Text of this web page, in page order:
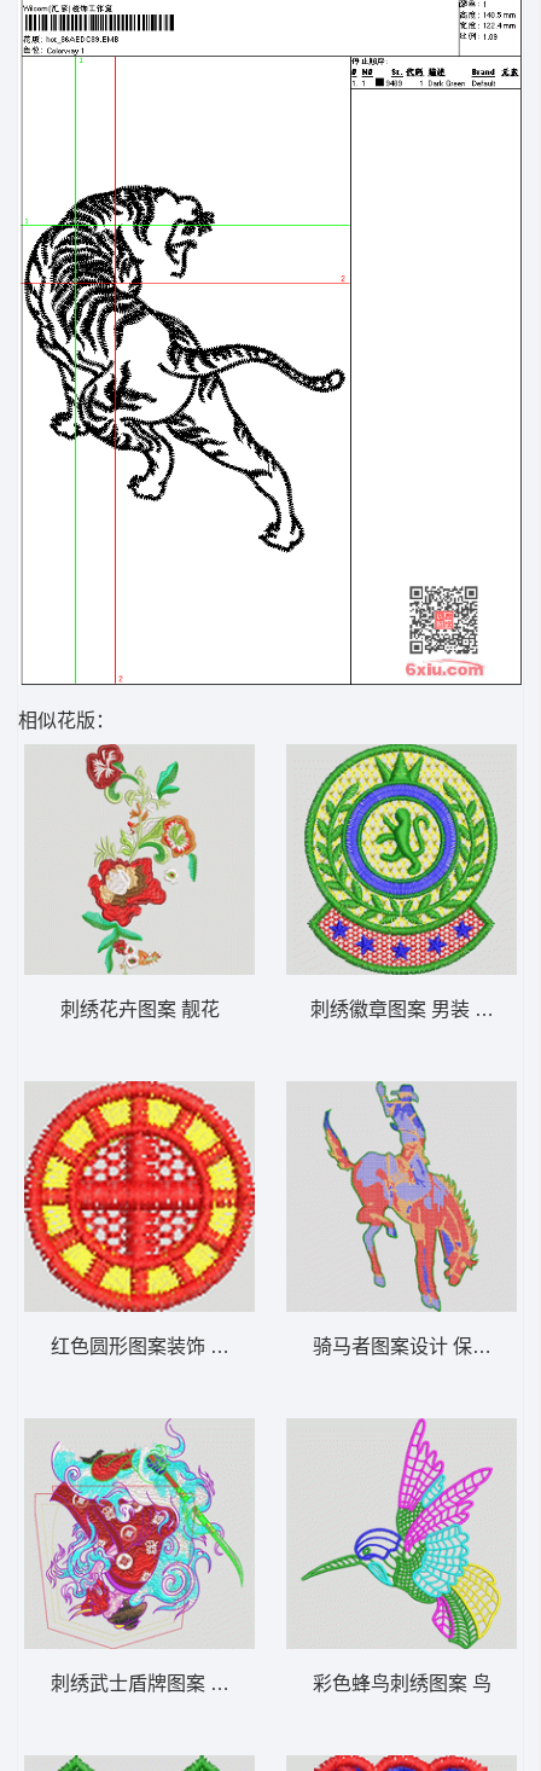
相似花版：
刺绣花卉图案 靓花
红色圆形图案装饰 男装 章仔
刺绣武士盾牌图案 口袋
刺绣徽章图案 男装 章仔
骑马者图案设计 保罗 骑马
彩色蜂鸟刺绣图案 鸟